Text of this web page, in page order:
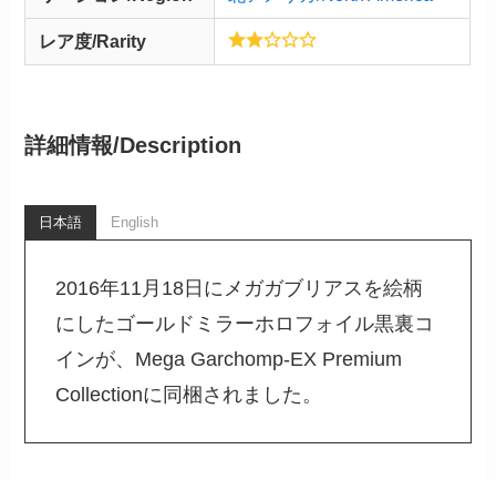
レア度/Rarity
詳細情報/Description
日本語 English
2016年11月18日にメガガブリアスを絵柄
にしたゴールドミラーホロフォイル黒裏コ
インが、Mega Garchomp-EX Premium
Collectionに同梱されました。